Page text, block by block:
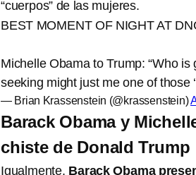
“cuerpos” de las mujeres.
BEST MOMENT OF NIGHT AT
Michelle Obama to Trump: “Who
seeking might just me one of those
— Brian Krassenstein (@krassenstein)
Barack Obama y
chiste de Donald Trump
Igualmente, Barack Obama